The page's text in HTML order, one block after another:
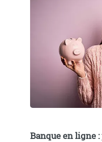
Banque en ligne